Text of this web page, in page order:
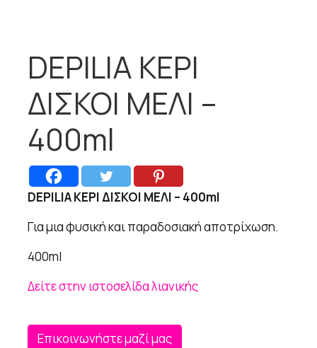
DEPILIA ΚΕΡΙ
ΔΙΣΚΟΙ ΜΕΛΙ –
400ml
DEPILIA ΚΕΡΙ ΔΙΣΚΟΙ ΜΕΛΙ – 400ml
Για μια φυσική και παραδοσιακή αποτρίχωση.
400ml
Δείτε στην ιστοσελίδα λιανικής
Επικοινωνήστε μαζί μας